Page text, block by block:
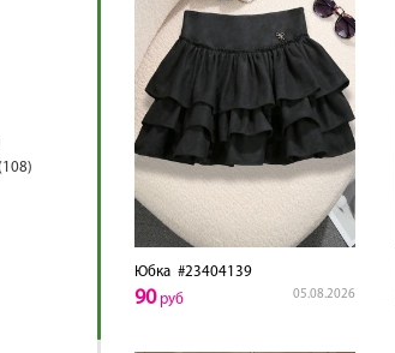
Юбка #23404139
05.08.2026
90руб